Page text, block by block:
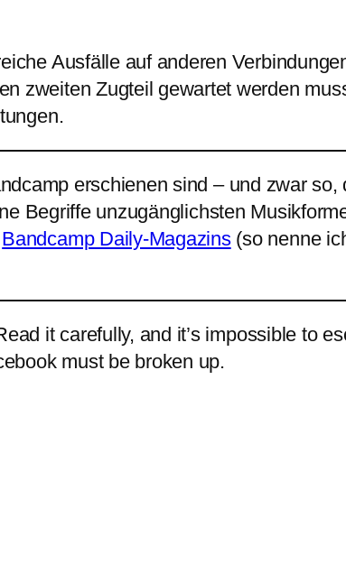
Ausfälle auf anderen
zweiten Zugteil gewartet werden
erschienen sind – und zwar so,
Begriffe unzugänglichsten
Bandcamp Daily-Magazins(so nenne
it carefully, and it’s impossible to
must be broken up.